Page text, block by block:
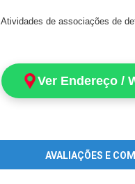
Atividades de associações de
Ver Endereço /
AVALIAÇÕES E